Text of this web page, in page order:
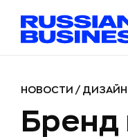
НОВОСТИ / ДИЗАЙН
Бренд